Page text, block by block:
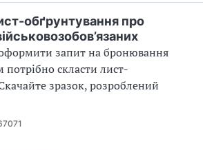
обґрунтування про
запит на бронювання
потрібно скласти лист-
зразок, розроблений